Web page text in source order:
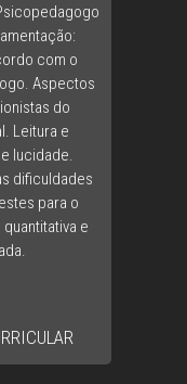
com o
Aspectos
do
Leitura e
lucidade.
dificuldades
para o
e